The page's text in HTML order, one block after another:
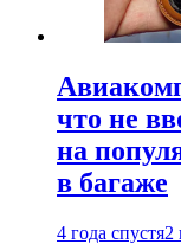
что не
на
в багаже
4 года спустя2